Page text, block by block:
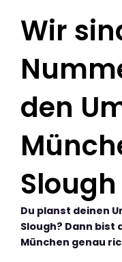
Wir
den
Slough
Du planst deinen
Slough? Dann bist
München genau